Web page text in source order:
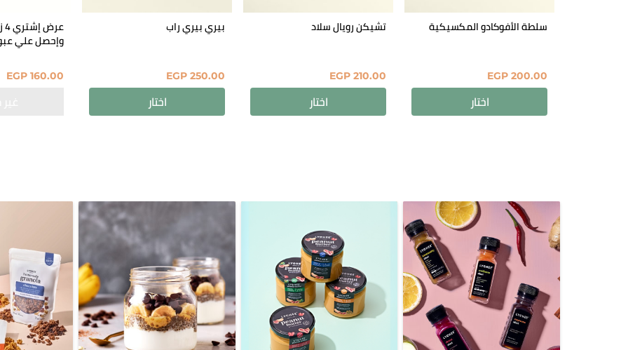
سلطة الأفوكادو المكسيكية
EGP 200.00
اختار
تشيكن رويال سلاد
EGP 210.00
اختار
بيري بيري راب
EGP 250.00
اختار
وإحصل علي عبوة
EGP 160.00